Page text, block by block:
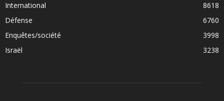
International
8618
Défense
6760
Enquêtes/société
3998
Israël
3238